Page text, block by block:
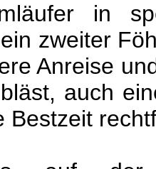
in
zweiter
Anreise
auch
Bestzeit